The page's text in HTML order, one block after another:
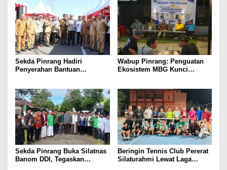
Sekda Pinrang Hadiri
Penyerahan Bantuan
Wabup Pinrang: Penguatan
Ekosistem MBG Kunci
Sekda Pinrang Buka Silatnas
Banom DDI, Tegaskan
Beringin Tennis Club Pererat
Silaturahmi Lewat Laga